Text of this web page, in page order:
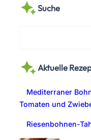
Suche
r
Aktuelle
Mediterraner
Tomaten und
Riesenbohnen-